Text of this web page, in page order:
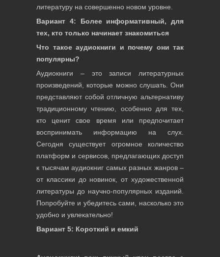
литературу на совершенно новом уровне.
Вариант 4: Более информативный, для
тех, кто только начинает знакомиться
Что такое аудиокниги и почему они так
популярны?
Аудиокниги – это записи литературных
произведений, которые можно слушать. Они
представляют собой отличную альтернативу
традиционному чтению, особенно для тех,
кто ценит свое время или предпочитает
воспринимать информацию на слух.
Сегодня существует огромное количество
платформ и сервисов, предлагающих доступ
к тысячам аудиокниг самых разных жанров –
от классики до новинок, от художественной
литературы до научно-популярных изданий.
Попробуйте и убедитесь сами, насколько это
удобно и увлекательно!
Вариант 5: Короткий и емкий